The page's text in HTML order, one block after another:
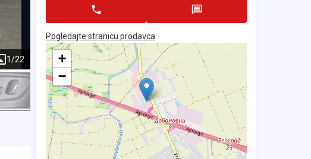
1/22
Pogledajte stranicu prodavca
+
−